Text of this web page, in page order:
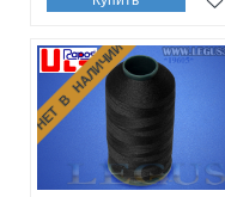
НЕТ В НАЛИЧИИ